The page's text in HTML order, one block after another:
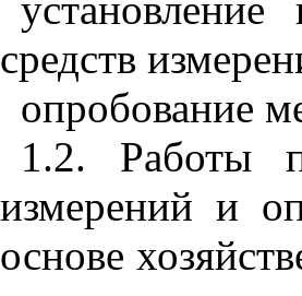
установление
средств
опробование
1.2. Работы
измерений и
основе